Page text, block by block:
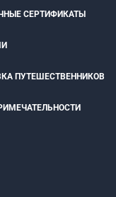
СЕРТИФИКАТЫ
ПУТЕШЕСТВЕННИКОВ